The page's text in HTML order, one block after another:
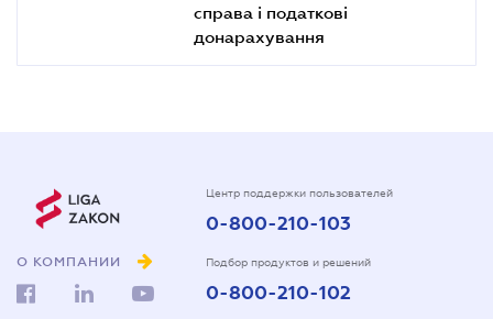
справа і податкові
донарахування
О КОМПАНИИ
Центр поддержки пользователей
0-800-210-103
Подбор продуктов и решений
0-800-210-102